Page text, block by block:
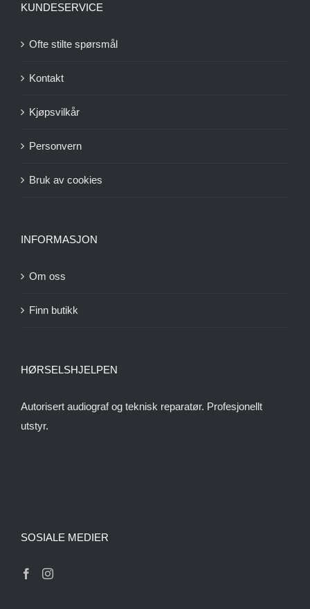
KUNDESERVICE
Ofte stilte spørsmål
Kontakt
Kjøpsvilkår
Personvern
Bruk av cookies
INFORMASJON
Om oss
Finn butikk
HØRSELSHJELPEN
Autorisert audiograf og teknisk reparatør. Profesjonellt
utstyr.
SOSIALE MEDIER